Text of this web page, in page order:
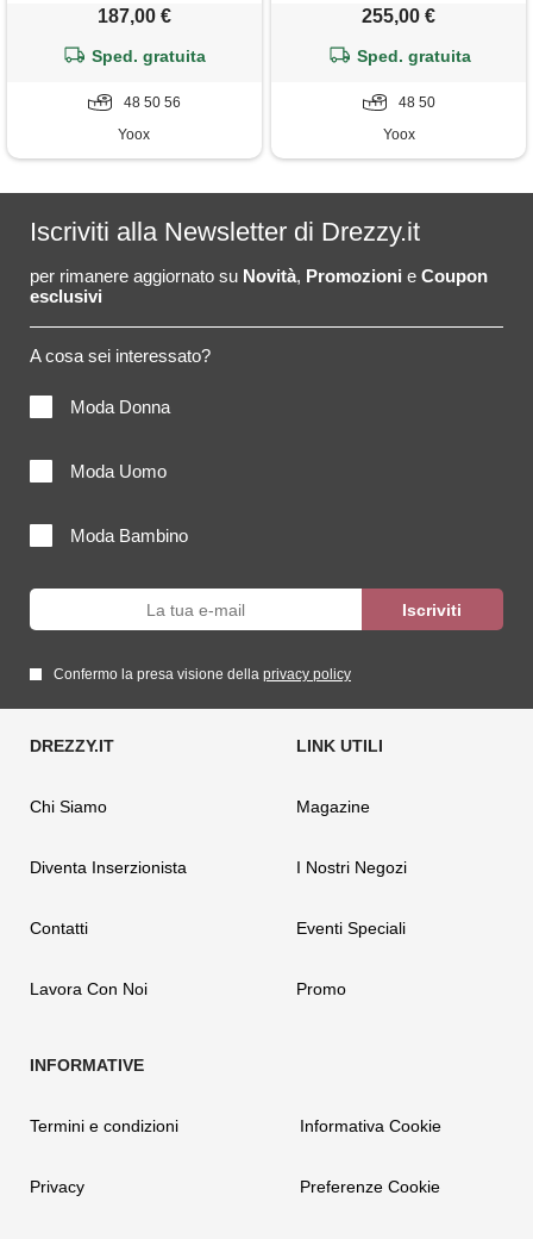
187,00 €
Sped. gratuita
48 50 56
Yoox
255,00 €
Sped. gratuita
48 50
Yoox
Iscriviti alla Newsletter di Drezzy.it
per rimanere aggiornato su Novità, Promozioni e Coupon
esclusivi
A cosa sei interessato?
Moda Donna
Moda Uomo
Moda Bambino
Confermo la presa visione della privacy policy
Chi Siamo
Diventa Inserzionista
Contatti
Lavora Con Noi
Magazine
I Nostri Negozi
Eventi Speciali
Promo
Termini e condizioni
Privacy
Informativa Cookie
Preferenze Cookie